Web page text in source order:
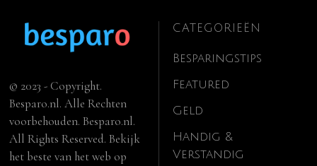
© 2023 - Copyright.
Besparo.nl. Alle Rechten
voorbehouden. Besparo.nl.
All Rights Reserved. Bekijk
het beste van het web op
CATEGORIEËN
Besparingstips
Featured
Geld
Handig &
Verstandig